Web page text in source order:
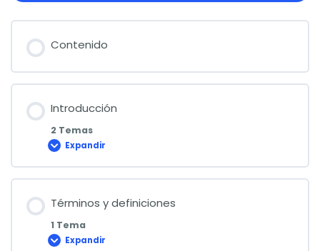
Contenido
Introducción
2 Temas
Expandir
Introducción
Términos y definiciones
1 Tema
Expandir
Términos